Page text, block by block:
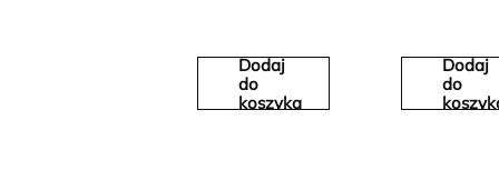
Dodaj
do
koszyka
Dodaj
do